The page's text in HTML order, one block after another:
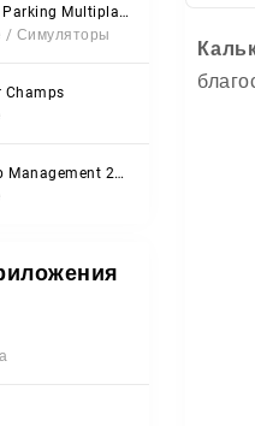
Читы на Car Parking Multiplayer 2 (Все открыто, Мод-Меню)
/ Симуляторы
Champs
Football Club Management 2023